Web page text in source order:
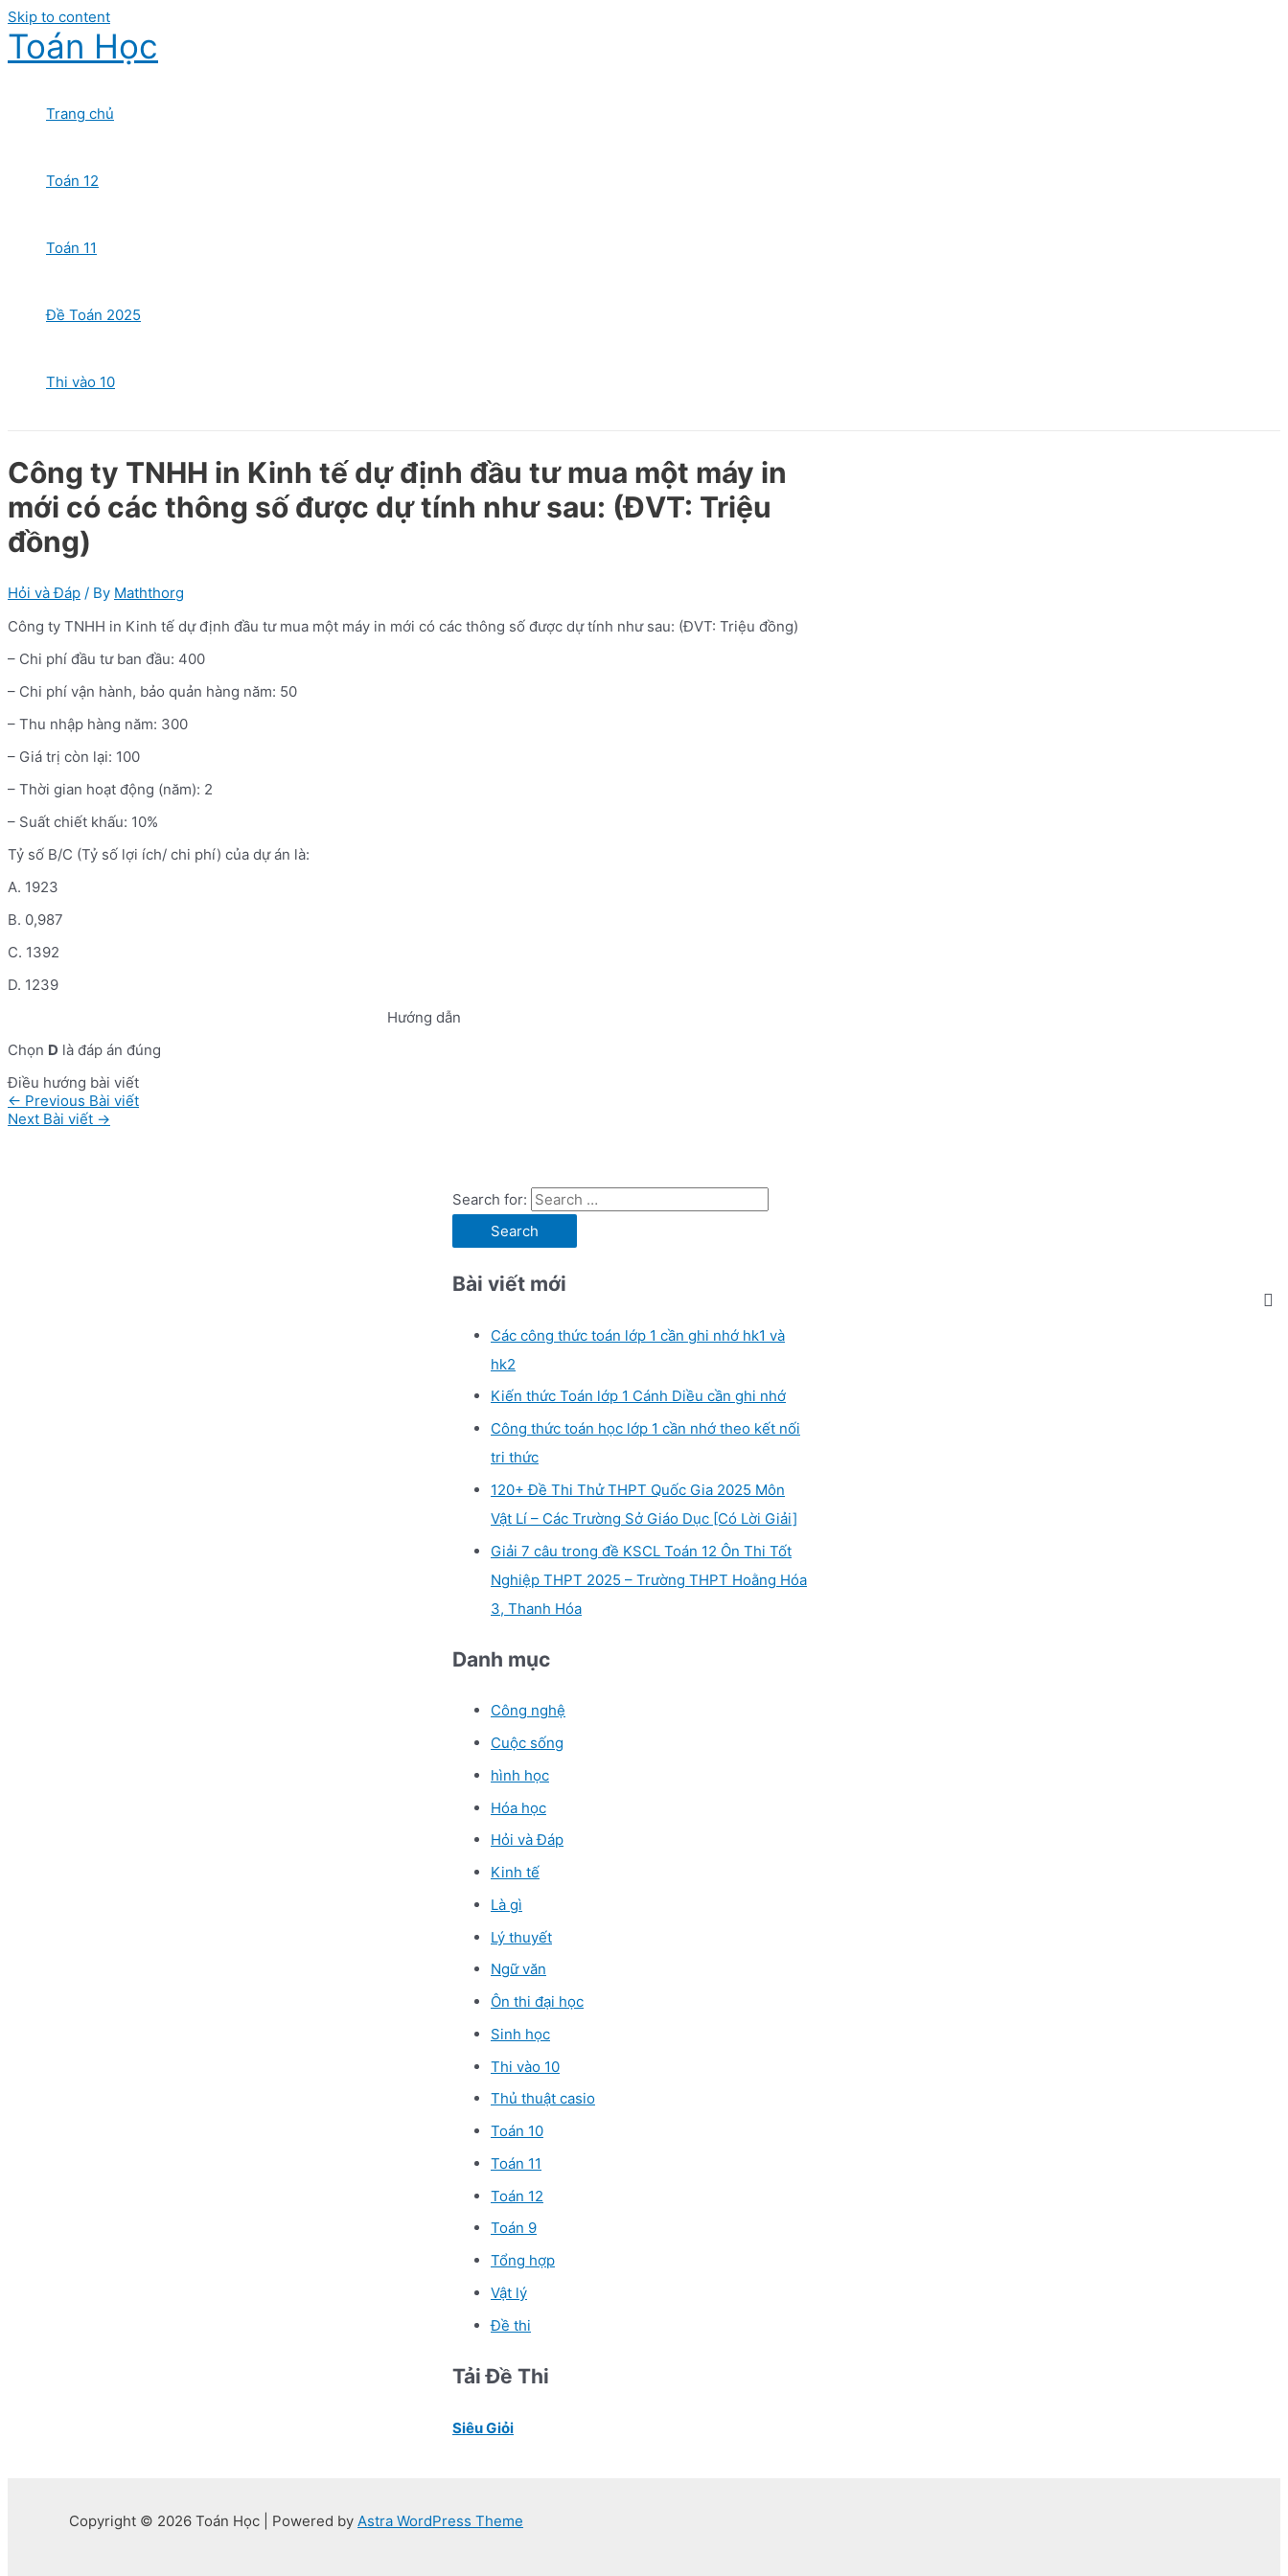
Skip to content
Toán Học
Trang chủ
Toán 12
Toán 11
Đề Toán 2025
Thi vào 10
Công ty TNHH in Kinh tế dự định đầu tư mua một máy in
mới có các thông số được dự tính như sau: (ĐVT: Triệu
đồng)
Hỏi và Đáp / By Maththorg
Công ty TNHH in Kinh tế dự định đầu tư mua một máy in mới có các thông số được dự tính như sau: (ĐVT: Triệu đồng)
– Chi phí đầu tư ban đầu: 400
– Chi phí vận hành, bảo quản hàng năm: 50
– Thu nhập hàng năm: 300
– Giá trị còn lại: 100
– Thời gian hoạt động (năm): 2
– Suất chiết khấu: 10%
Tỷ số B/C (Tỷ số lợi ích/ chi phí) của dự án là:
A. 1923
B. 0,987
C. 1392
D. 1239
Hướng dẫn
Chọn D là đáp án đúng
Điều hướng bài viết
← Previous Bài viết
Next Bài viết →
Search for:
Bài viết mới
Các công thức toán lớp 1 cần ghi nhớ hk1 và
hk2
Kiến thức Toán lớp 1 Cánh Diều cần ghi nhớ
Công thức toán học lớp 1 cần nhớ theo kết nối
tri thức
120+ Đề Thi Thử THPT Quốc Gia 2025 Môn
Vật Lí – Các Trường Sở Giáo Dục [Có Lời Giải]
Giải 7 câu trong đề KSCL Toán 12 Ôn Thi Tốt
Nghiệp THPT 2025 – Trường THPT Hoằng Hóa
3, Thanh Hóa
Danh mục
Công nghệ
Cuộc sống
hình học
Hóa học
Hỏi và Đáp
Kinh tế
Là gì
Lý thuyết
Ngữ văn
Ôn thi đại học
Sinh học
Thi vào 10
Thủ thuật casio
Toán 10
Toán 11
Toán 12
Toán 9
Tổng hợp
Vật lý
Đề thi
Tải Đề Thi
Siêu Giỏi
Copyright © 2026 Toán Học | Powered by Astra WordPress Theme